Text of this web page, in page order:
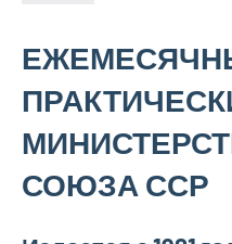
СОЮЗА ССР